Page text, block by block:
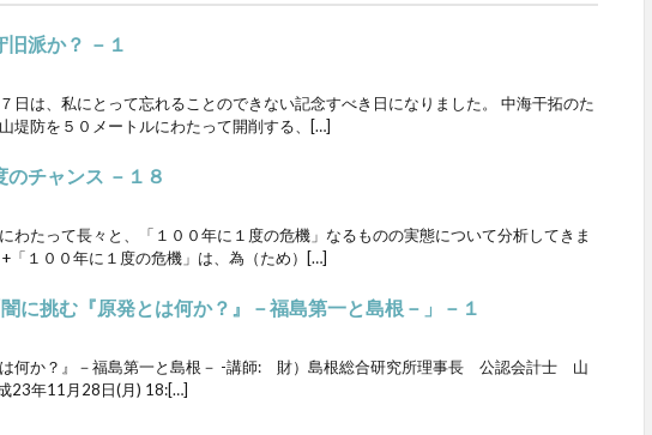
派か？ －１
日は、私にとって忘れることのできない記念すべき日になりました。 中海干拓のた
堤防を５０メートルにわたって開削する、[…]
のチャンス －１８
わたって長々と、「１００年に１度の危機」なるものの実態について分析してきま
「１００年に１度の危機」は、為（ため）[…]
に挑む『原発とは何か？』－福島第一と島根－」－１
何か？』－福島第一と島根－ -講師: 財）島根総合研究所理事長 公認会計士 山
年11月28日(月) 18:[…]